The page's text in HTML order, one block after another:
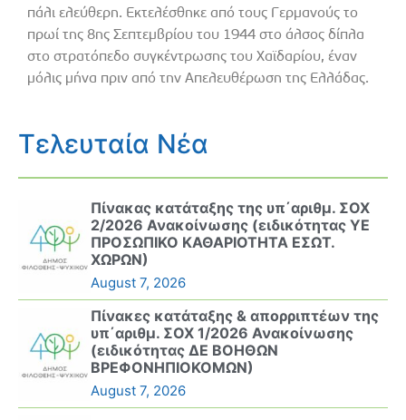
πάλι ελεύθερη. Εκτελέσθηκε από τους Γερμανούς το
πρωί της 8ης Σεπτεμβρίου του 1944 στο άλσος δίπλα
στο στρατόπεδο συγκέντρωσης του Χαϊδαρίου, έναν
μόλις μήνα πριν από την Απελευθέρωση της Ελλάδας.
Τελευταία Νέα
Πίνακας κατάταξης της υπ΄αριθμ. ΣΟΧ
2/2026 Ανακοίνωσης (ειδικότητας ΥΕ
ΠΡΟΣΩΠΙΚΟ ΚΑΘΑΡΙΟΤΗΤΑ ΕΣΩΤ.
ΧΩΡΩΝ)
August 7, 2026
Πίνακες κατάταξης & απορριπτέων της
υπ΄αριθμ. ΣΟΧ 1/2026 Ανακοίνωσης
(ειδικότητας ΔΕ ΒΟΗΘΩΝ
ΒΡΕΦΟΝΗΠΙΟΚΟΜΩΝ)
August 7, 2026